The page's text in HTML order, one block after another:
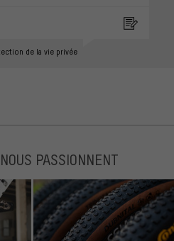
de la vie privée
PASSIONNENT